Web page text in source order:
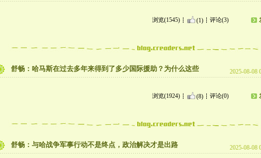
浏览(1545) (1) 评论(3)
舒畅：哈马斯在过去多年来得到了多少国际援助？为什么这些 2025-08-08
浏览(1924) (8) 评论(0)
舒畅：与哈战争军事行动不是终点，政治解决才是出路 2025-08-08